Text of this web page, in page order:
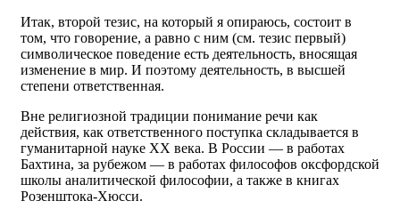
Итак, второй тезис, на который я опираюсь, состоит в
том, что говорение, а равно с ним (см. тезис первый)
символическое поведение есть деятельность, вносящая
изменение в мир. И поэтому деятельность, в высшей
степени ответственная.
Вне религиозной традиции понимание речи как
действия, как ответственного поступка складывается в
гуманитарной науке ХХ века. В России — в работах
Бахтина, за рубежом — в работах философов оксфордской
школы аналитической философии, а также в книгах
Розенштока-Хюсси.